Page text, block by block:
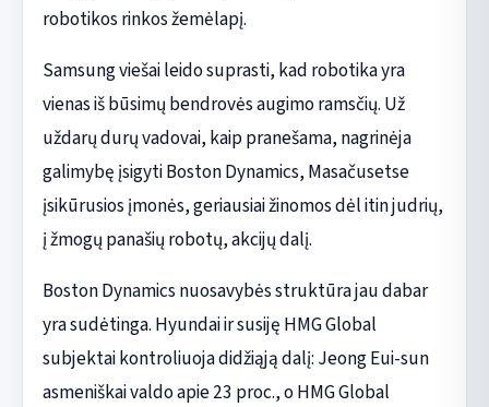
robotikos rinkos žemėlapį.
Samsung viešai leido suprasti, kad robotika yra
vienas iš būsimų bendrovės augimo ramsčių. Už
uždarų durų vadovai, kaip pranešama, nagrinėja
galimybę įsigyti Boston Dynamics, Masačusetse
įsikūrusios įmonės, geriausiai žinomos dėl itin judrių,
į žmogų panašių robotų, akcijų dalį.
Boston Dynamics nuosavybės struktūra jau dabar
yra sudėtinga. Hyundai ir susiję HMG Global
subjektai kontroliuoja didžiąją dalį: Jeong Eui-sun
asmeniškai valdo apie 23 proc., o HMG Global